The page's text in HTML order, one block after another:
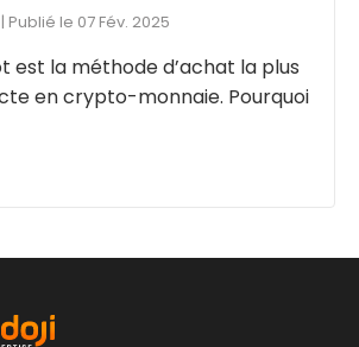
| Publié le 07 Fév. 2025
est la méthode d’achat la plus
en crypto-monnaie. Pourquoi